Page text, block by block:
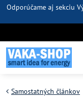
Odporúčame aj sekciu
Samostatných článkov